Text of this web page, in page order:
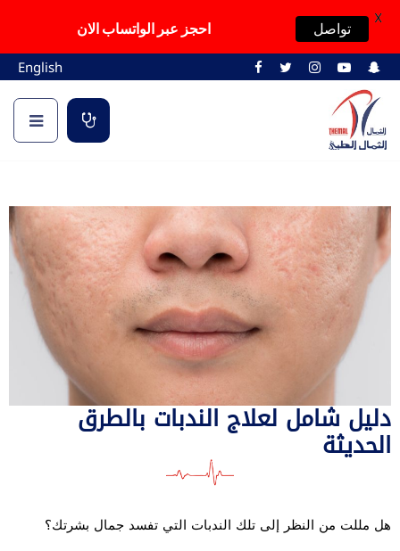
English
دليل شامل لعلاج الندبات بالطرق
الحديثة
هل مللت من النظر إلى تلك الندبات التي تفسد جمال بشرتك؟
احجز عبر الواتساب الان تواصل
X